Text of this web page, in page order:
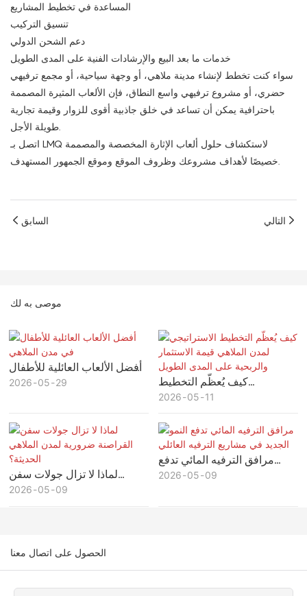
المساعدة في تخطيط المشاريع
تنسيق التركيب
دعم الشحن الدولي
خدمات ما بعد البيع والإرشادات الفنية على المدى الطويل
سواء كنت تخطط لإنشاء مدينة ملاهي، أو وجهة سياحية، أو مجمع ترفيهي
حضري، أو مشروع ترفيهي واسع النطاق، فإن الألعاب المثيرة المصممة
باحترافية يمكن أن تساعد في خلق جاذبية أقوى للزوار وقيمة تجارية
اتصل بـ LMQ
السابق التالي
موصى به لك
أفضل الألعاب العائلية للأطفال
في مدن الملاهي
2026 05 29
كيف يُعظّم التخطيط
الاستراتيجي لمدن الملاهي قيمة
الطويل
2026 05 11
لماذا لا تزال جولات سفن
القراصنة ضرورية لمدن
2026 05 09
مرافق الترفيه المائي تدفع
النمو الجديد في مشاريع الترفيه
2026 05 09
الحصول على اتصال معنا